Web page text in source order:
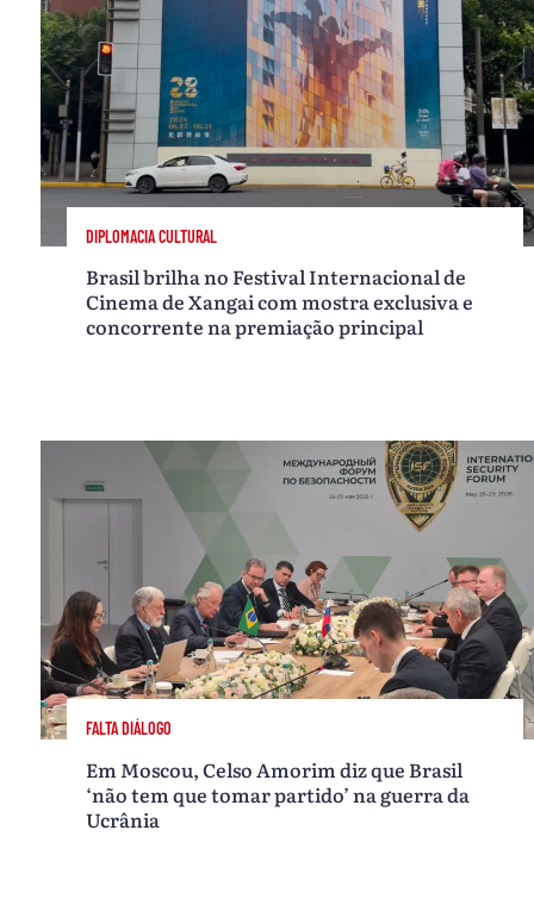
DIPLOMACIA CULTURAL
Brasil brilha no Festival Internacional de
Cinema de Xangai com mostra exclusiva e
concorrente na premiação principal
FALTA DIÁLOGO
Em Moscou, Celso Amorim diz que Brasil
‘não tem que tomar partido’ na guerra da
Ucrânia